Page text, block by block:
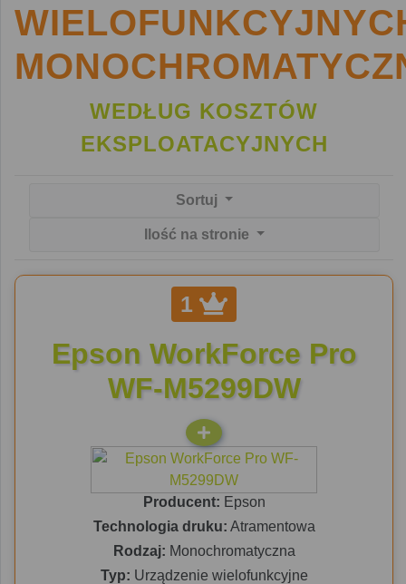
WEDŁUG KOSZTÓW
EKSPLOATACYJNYCH
Sortuj
Ilość na stronie
1
Epson WorkForce Pro
WF-M5299DW
Producent: Epson
Technologia druku: Atramentowa
Rodzaj: Monochromatyczna
Typ: Urządzenie wielofunkcyjne